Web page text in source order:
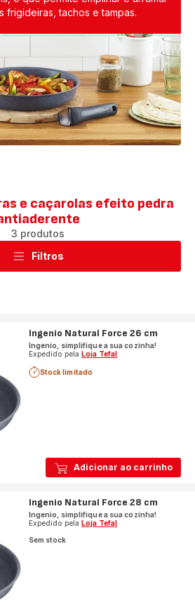
frigideiras, tachos e tampas.
e caçarolas efeito pedra
3 produtos
Filtros
Adicionar ao carrinho
Ingenio Natural Force 26 cm
Ingenio, simplifique a sua cozinha!
Expedido pelaLoja Tefal
Stock limitado
Ingenio Natural Force 28 cm
Ingenio, simplifique a sua cozinha!
Expedido pelaLoja Tefal
Sem stock